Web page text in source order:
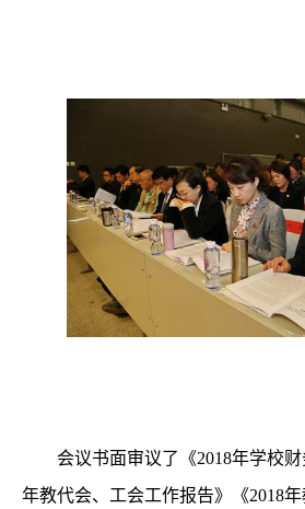
会议书面审议了《2018年学校
年教代会、工会工作报告》《2018年